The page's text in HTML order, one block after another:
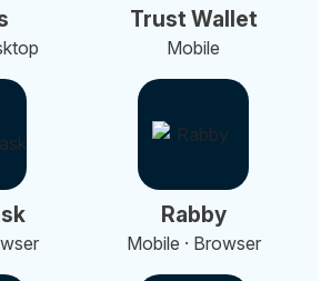
Trust Wallet
Mobile
Rabby
Mobile · Browser